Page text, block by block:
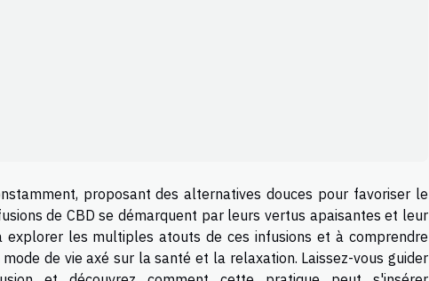
proposant des alternatives douces pour favoriser le
de CBD se démarquent par leurs vertus apaisantes et leur
explorer les multiples atouts de ces infusions et à comprendre
de vie axé sur la santé et la relaxation. Laissez-vous guider